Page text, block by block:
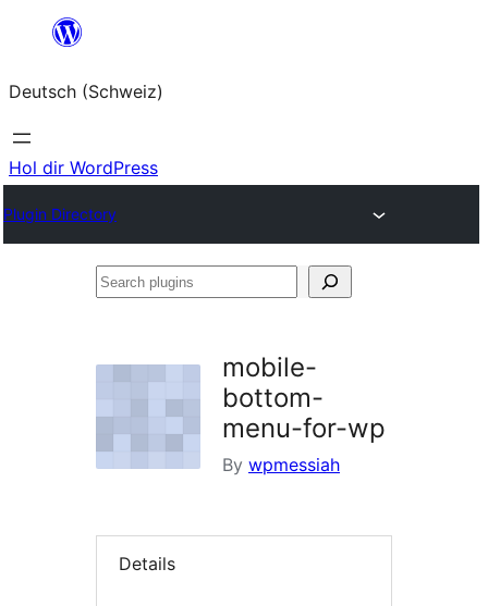
springen
Deutsch (Schweiz)
Hol dir WordPress
Plugin Directory
Search
mobile-
bottom-
menu-for-wp
By wpmessiah
Details